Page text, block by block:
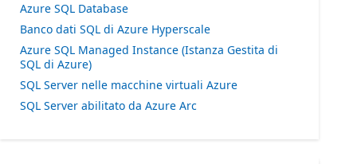
Azure SQL Database
Banco dati SQL di Azure Hyperscale
Azure SQL Managed Instance (Istanza Gestita di
SQL di Azure)
SQL Server nelle macchine virtuali Azure
SQL Server abilitato da Azure Arc